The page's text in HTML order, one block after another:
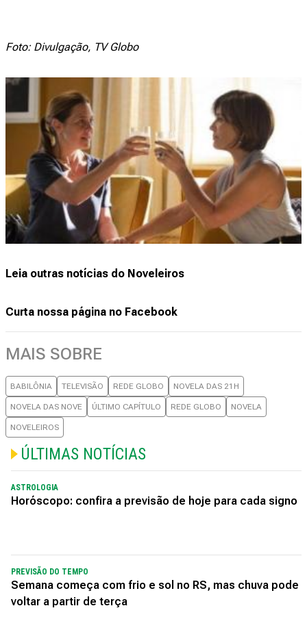
Foto: Divulgação, TV Globo
Leia outras notícias do Noveleiros
Curta nossa página no Facebook
MAIS SOBRE
BABILÔNIA TELEVISÃO REDE GLOBO NOVELA DAS 21H
NOVELA DAS NOVE ÚLTIMO CAPÍTULO REDE GLOBO NOVELA
NOVELEIROS
ÚLTIMAS NOTÍCIAS
ASTROLOGIA
Horóscopo: confira a previsão de hoje para cada signo
PREVISÃO DO TEMPO
Semana começa com frio e sol no RS, mas chuva pode
voltar a partir de terça